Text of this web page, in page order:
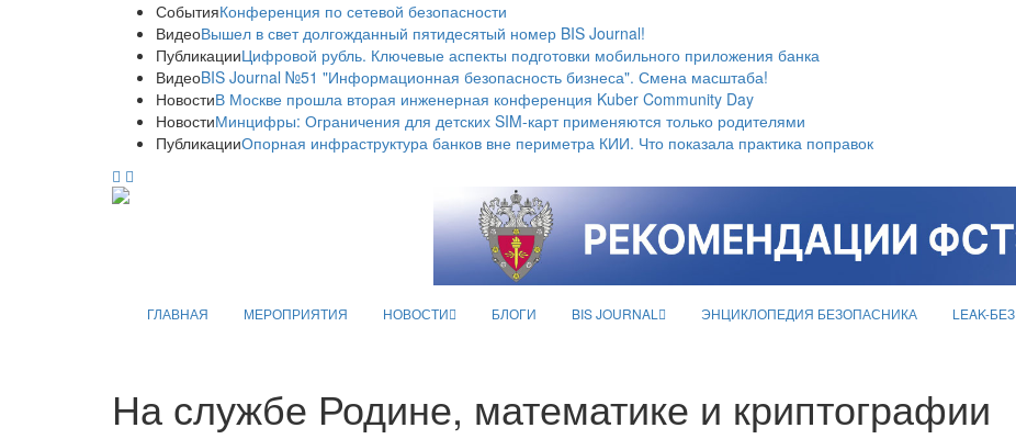
СобытияКонференция по сетевой безопасности
ВидеоВышел в свет долгожданный пятидесятый номер BIS Journal!
ПубликацииЦифровой рубль. Ключевые аспекты подготовки мобильного приложения банка
ВидеоBIS Journal №51 "Информационная безопасность бизнеса". Смена масштаба!
НовостиВ Москве прошла вторая инженерная конференция Kuber Community Day
НовостиМинцифры: Ограничения для детских SIM-карт применяются только родителями
ПубликацииОпорная инфраструктура банков вне периметра КИИ. Что показала практика поправок
ГЛАВНАЯ МЕРОПРИЯТИЯ НОВОСТИ БЛОГИ BIS JOURNAL ЭНЦИКЛОПЕДИЯ БЕЗОПАСНИКА LEAK-БЕЗ
На службе Родине, математике и криптографии